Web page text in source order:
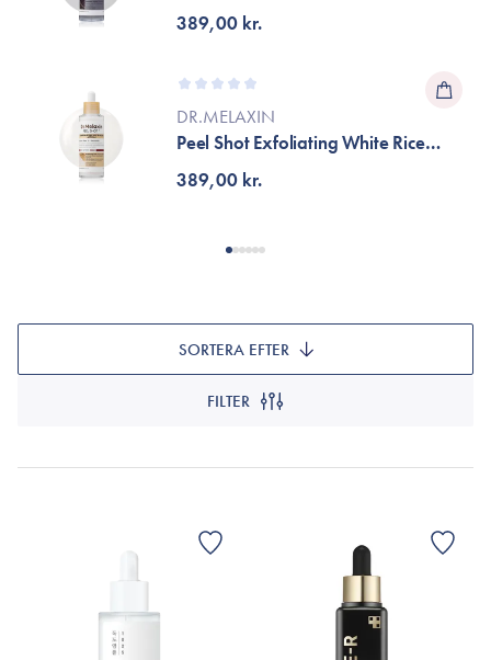
Ampoule
389,00 kr.
DR.MELAXIN
Peel Shot Exfoliating White Rice
Ampoule
389,00 kr.
FILTER
SORTERA EFTER